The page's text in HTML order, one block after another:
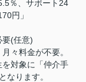
％、サポート24
円」
要(任意)
々料金が不要。
対象に「仲介手
なります。